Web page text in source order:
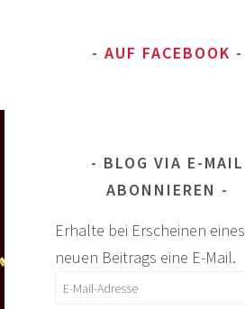
AUF FACEBOOK
BLOG VIA E-MAIL
ABONNIEREN
Erhalte bei Erscheinen eines
neuen Beitrags eine E-Mail.
E-